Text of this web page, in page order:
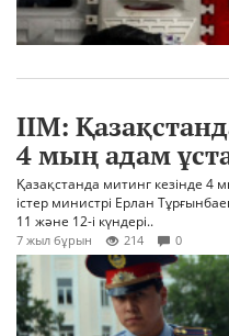
ІІМ:
4 мың адам
Қазақстанда митинг кезінде 4
істер министрі Ерлан
11 және 12-і күндері..
7 жыл бұрын 214 0